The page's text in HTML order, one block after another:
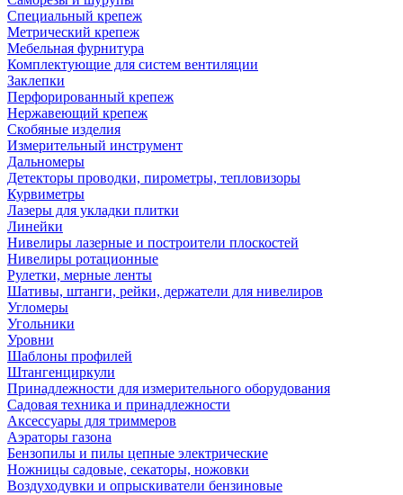
Специальный крепеж
Метрический крепеж
Мебельная фурнитура
Комплектующие для систем вентиляции
Заклепки
Перфорированный крепеж
Нержавеющий крепеж
Скобяные изделия
Измерительный инструмент
Дальномеры
Детекторы проводки, пирометры, тепловизоры
Курвиметры
Лазеры для укладки плитки
Линейки
Нивелиры лазерные и построители плоскостей
Нивелиры ротационные
Рулетки, мерные ленты
Шативы, штанги, рейки, держатели для нивелиров
Угломеры
Угольники
Уровни
Шаблоны профилей
Штангенциркули
Принадлежности для измерительного оборудования
Садовая техника и принадлежности
Аксессуары для триммеров
Аэраторы газона
Бензопилы и пилы цепные электрические
Ножницы садовые, секаторы, ножовки
Воздуходувки и опрыскиватели бензиновые